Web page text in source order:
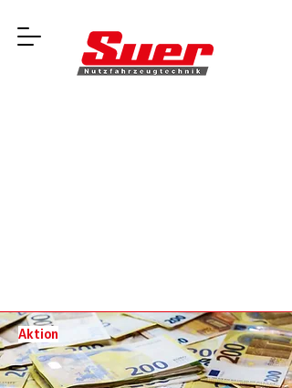
Aktion